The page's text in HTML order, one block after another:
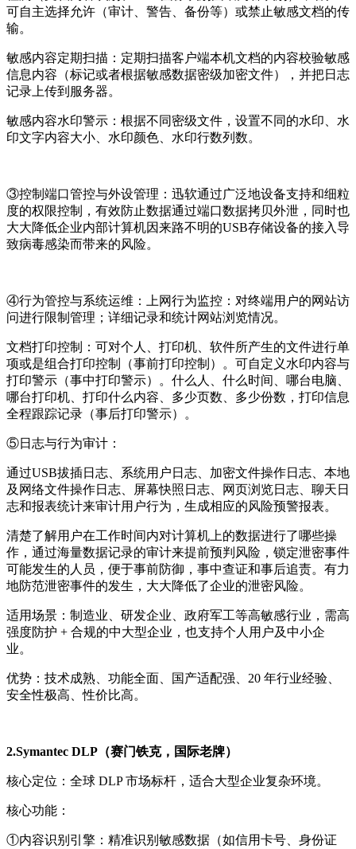
可自主选择允许（审计、警告、备份等）或禁止敏感文档的传
输。
敏感内容定期扫描： 定期扫描客户端本机文档的内容校验敏感
信息内容（标记或者根据敏感数据密级加密文件），并把日志
记录上传到服务器。
敏感内容水印警示： 根据不同密级文件，设置不同的水印、水
印文字内容大小、水印颜色、水印行数列数。
③控制端口管控与外设管理： 迅软通过广泛地设备支持和细粒
度的权限控制，有效防止数据通过端口数据拷贝外泄，同时也
大大降低企业内部计算机因来路不明的USB存储设备的接入导
致病毒感染而带来的风险。
④行为管控与系统运维： 上网行为监控： 对终端用户的网站访
问进行限制管理；详细记录和统计网站浏览情况。
文档打印控制： 可对个人、打印机、软件所产生的文件进行单
项或是组合打印控制（事前打印控制）。可自定义水印内容与
打印警示（事中打印警示）
。什么人、什么时间、哪台电脑、
哪台打印机、打印什么内容、多少页数、多少份数，打印信息
全程跟踪记录（事后打印警示）。
⑤日志与行为审计：
通过USB拔插日志、系统用户日志、加密文件操作日志、本地
及网络文件操作日志、屏幕快照日志、网页浏览日志、聊天日
志和报表统计来审计用户行为，生成相应的风险预警报表。
清楚了解用户在工作时间内对计算机上的数据进行了哪些操
作，通过海量数据记录的审计来提前预判风险，锁定泄密事件
可能发生的人员，便于事前防御，事中查证和事后追责。有力
地防范泄密事件的发生，大大降低了企业的泄密风险。
适用场景： 制造业、研发企业、政府军工等高敏感行业，需高
强度防护 + 合规的中大型企业，也支持个人用户及中小企
业。
优势 ： 技术成熟、功能全面、国产适配强、20 年行业经验、
安全性极高、性价比高。
2.Symantec DLP（赛门铁克，国际老牌）
核心定位： 全球 DLP 市场标杆，适合大型企业复杂环境。
核心功能：
①内容识别引擎： 精准识别敏感数据（如信用卡号、身份证